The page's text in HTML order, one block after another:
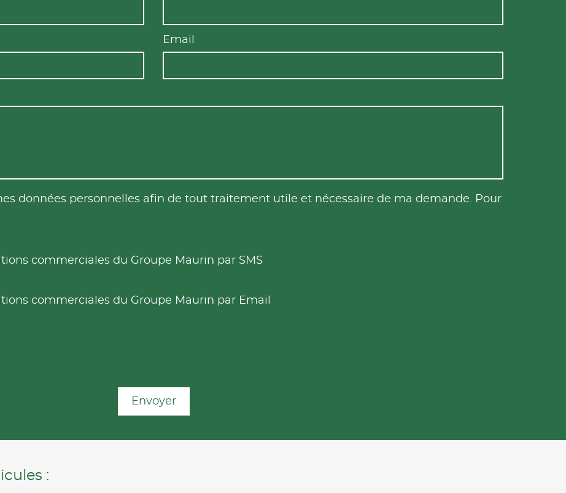
Email
données personnelles afin de tout traitement utile et nécessaire de ma demande. Pour
commerciales du Groupe Maurin par SMS
commerciales du Groupe Maurin par Email
Envoyer
: